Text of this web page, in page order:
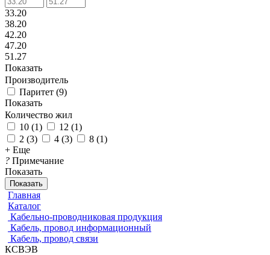
33.20
38.20
42.20
47.20
51.27
Показать
Производитель
Паритет (9)
Показать
Количество жил
10 (1) 12 (1)
2 (3) 4 (3) 8 (1)
+ Еще
? Примечание
Показать
Показать
Главная
Каталог
Кабельно-проводниковая продукция
Кабель, провод информационный
Кабель, провод связи
КСВЭВ